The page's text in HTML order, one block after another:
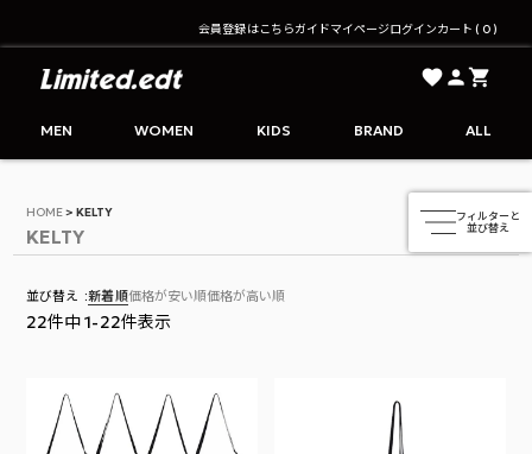
会員登録はこちらガイドマイページログインカート 0
Limited.edt - リミテッドエディション公式オンライ
MEN WOMEN KIDS BRAND ALL
HOME KELTY
KELTY
並び替え 新着順価格が安い順価格が高い順
22件中1-22件表示